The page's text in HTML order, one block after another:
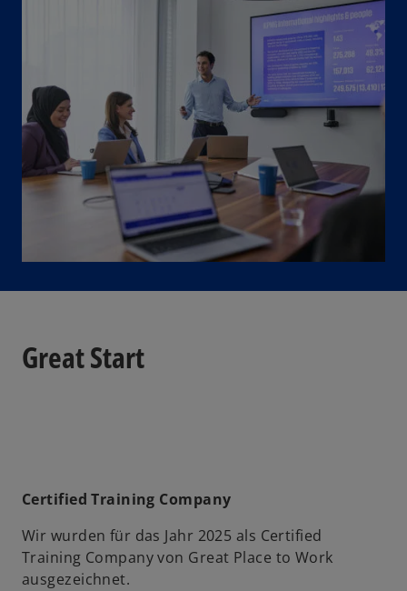
Great Start
Certified Training Company
Wir wurden für das Jahr 2025 als Certified
Training Company von Great Place to Work
ausgezeichnet.